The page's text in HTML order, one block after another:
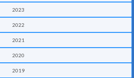
2023
2022
2021
2020
2019